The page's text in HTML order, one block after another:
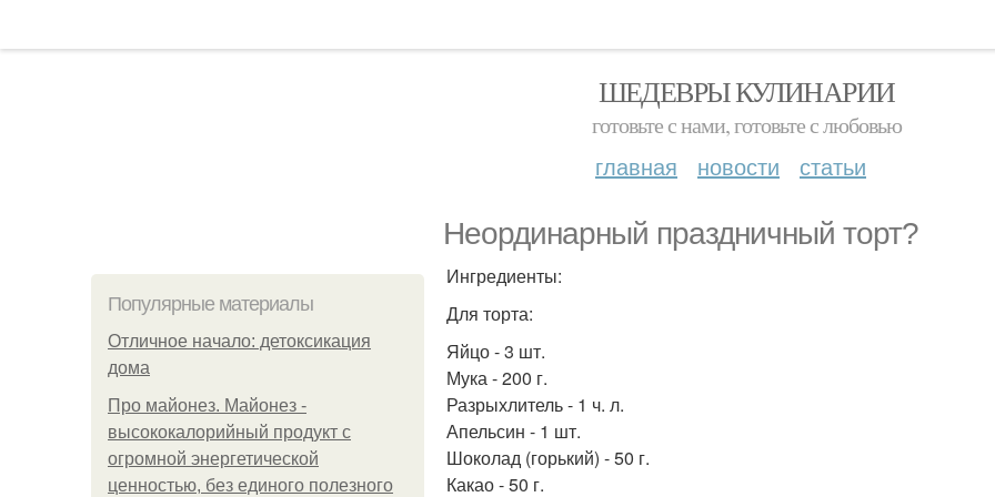
ШЕДЕВРЫ КУЛИНАРИИ
готовьте с нами, готовьте с любовью
главная новости статьи
Неординарный праздничный торт?
Популярные материалы
Отличное начало: детоксикация
дома
Про майонез. Майонез -
высококалорийный продукт с
огромной энергетической
ценностью, без единого полезного
Ингредиенты:
Для торта:
Яйцо - 3 шт.
Мука - 200 г.
Разрыхлитель - 1 ч. л.
Апельсин - 1 шт.
Шоколад (горький) - 50 г.
Какао - 50 г.